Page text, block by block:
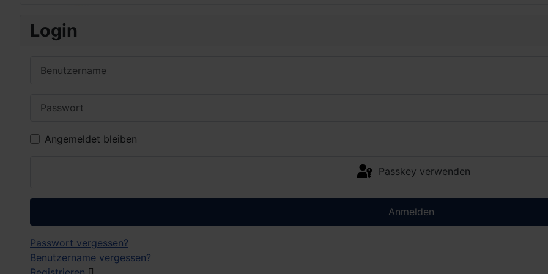
Login
Angemeldet bleiben
Passkey verwenden
Anmelden
Passwort vergessen?
Benutzername vergessen?